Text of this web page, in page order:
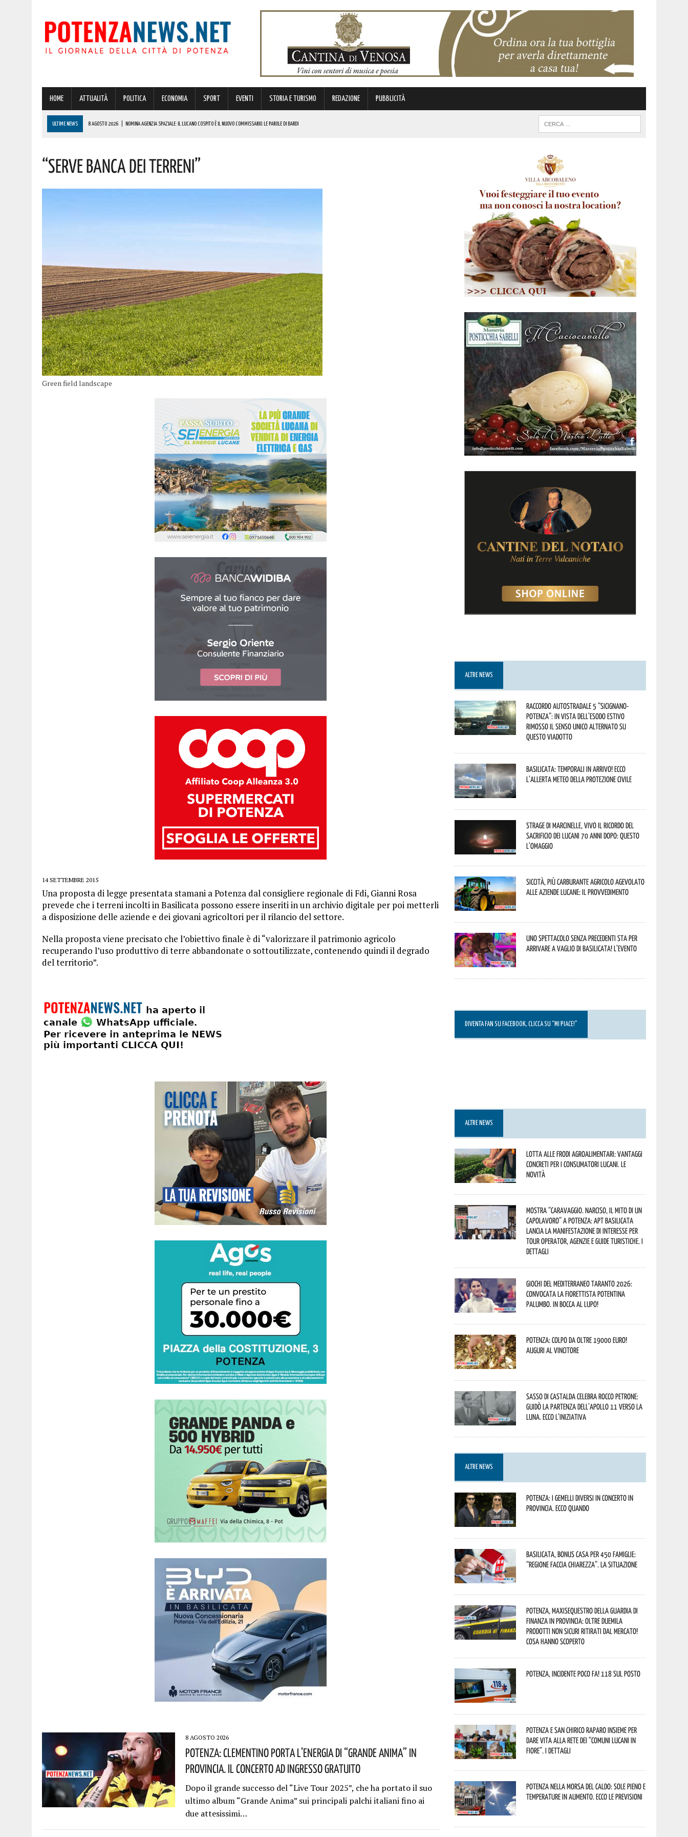
HOME ATTUALITÀ POLITICA ECONOMIA SPORT EVENTI STORIA E TURISMO REDAZIONE PUBBLICITÀ
ULTIME NEWS 8 AGOSTO 2026 NOMINA AGENZIA SPAZIALE: IL LUCANO COSPITO È IL NUOVO COMMISSARIO. LE PAROLE DI BARDI
BONUS CORSO DI LINGUE 2026, COME RICHIEDERLO ALL’INPS E A CHI SPETTA
8 AGOSTO 2026 | VIETRI DI POTENZA, TUTTO PRONTO PER LA 12^ EDIZIONE DI TIPICA: SAPORI, MUSICA E TRADIZIONE. IL PROGRAMMA
“Serve Banca Dei Terreni”
Green field landscape
14 SETTEMBRE 2015
Una proposta di legge presentata stamani a Potenza dal consigliere regionale di Fdi, Gianni Rosa
prevede che i terreni incolti in Basilicata possono essere inseriti in un archivio digitale per poi metterli
a disposizione delle aziende e dei giovani agricoltori per il rilancio del settore.
Nella proposta viene precisato che l’obiettivo finale è di “valorizzare il patrimonio agricolo
recuperando l’uso produttivo di terre abbandonate o sottoutilizzate, contenendo quindi il degrado
del territorio”.
8 AGOSTO 2026
Potenza: Clementino Porta L’energia Di “Grande Anima” In
Provincia. Il Concerto Ad Ingresso Gratuito
Dopo il grande successo del “Live Tour 2025”, che ha portato il suo
ultimo album “Grande Anima” sui principali palchi italiani fino ai
due attesissimi…
ALTRE NEWS
Raccordo Autostradale 5 “Sicignano-
Potenza”: in vista dell’esodo estivo
rimosso il senso unico alternato su
questo viadotto
Basilicata: temporali in arrivo! Ecco
l’allerta meteo della Protezione civile
Strage di Marcinelle, vivo il ricordo del
sacrificio dei lucani 70 anni dopo: questo
l’omaggio
Siccità, più carburante agricolo agevolato
alle aziende lucane: il provvedimento
Uno spettacolo senza precedenti sta per
arrivare a Vaglio di Basilicata! L’evento
DIVENTA FAN SU FACEBOOK, CLICCA SU “MI PIACE!”
ALTRE NEWS
Lotta alle frodi agroalimentari: vantaggi
concreti per i consumatori lucani. Le
novità
Mostra “Caravaggio. Narciso, il mito di un
capolavoro” a Potenza: APT Basilicata
lancia la manifestazione di interesse per
Tour Operator, Agenzie e Guide Turistiche. I
dettagli
Giochi del Mediterraneo Taranto 2026:
convocata la fiorettista potentina
Palumbo. In bocca al lupo!
Potenza: colpo da oltre 19000 Euro!
Auguri al vincitore
Sasso di Castalda celebra Rocco Petrone:
guidò la partenza dell’Apollo 11 verso la
Luna. Ecco l’iniziativa
ALTRE NEWS
Potenza: i Gemelli DiVersi in concerto in
provincia. Ecco quando
Basilicata, Bonus casa per 450 famiglie:
“Regione faccia chiarezza”. La situazione
Potenza, maxisequestro della Guardia di
Finanza in provincia: oltre duemila
prodotti non sicuri ritirati dal mercato!
Cosa hanno scoperto
Potenza, incidente poco fa! 118 sul posto
Potenza e San Chirico Raparo insieme per
dare vita alla rete dei “Comuni Lucani in
Fiore”. I dettagli
Potenza nella morsa del caldo: sole pieno e
temperature in aumento. Ecco le previsioni